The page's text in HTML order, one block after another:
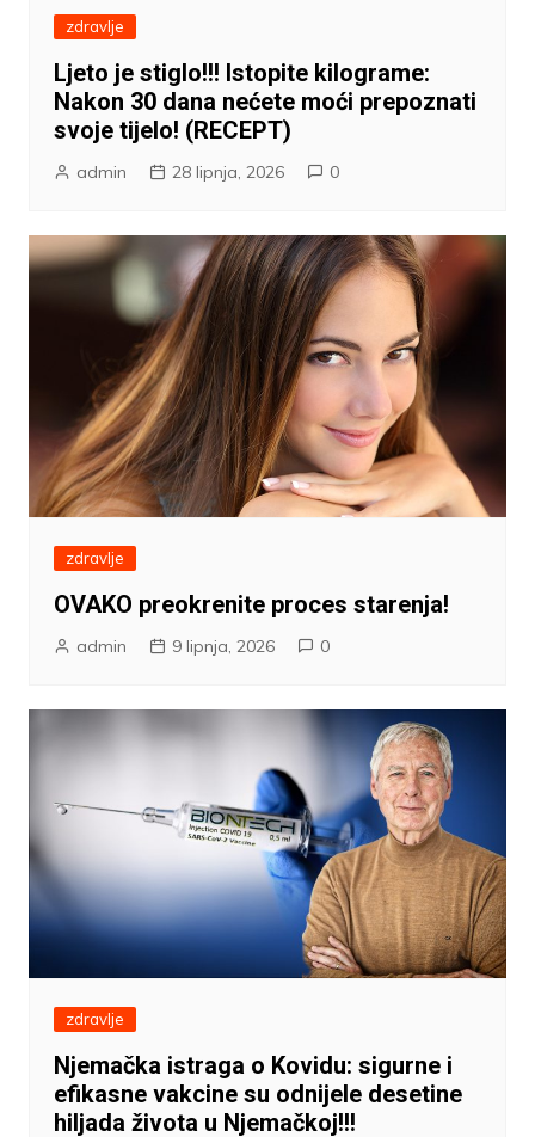
zdravlje
Ljeto je stiglo!!! Istopite kilograme:
Nakon 30 dana nećete moći prepoznati
svoje tijelo! (RECEPT)
admin 28 lipnja, 2026 0
zdravlje
OVAKO preokrenite proces starenja!
admin 9 lipnja, 2026 0
zdravlje
Njemačka istraga o Kovidu: sigurne i
efikasne vakcine su odnijele desetine
hiljada života u Njemačkoj!!!